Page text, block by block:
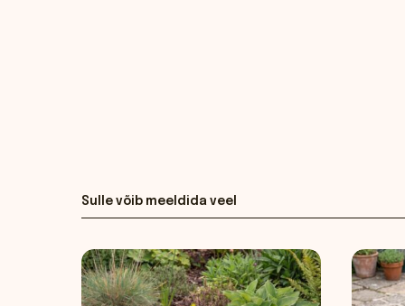
Sulle võib meeldida veel